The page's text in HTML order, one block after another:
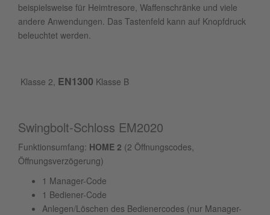
beispielsweise für Heimtresore, Waffenschränke und viele
andere Anwendungen. Das Tastenfeld kann auf Knopfdruck
beleuchtet werden.
Klasse 2, EN1300 Klasse B
Swingbolt-Schloss EM2020
Funktionsumfang: HOME 2 (2 Öffnungscodes,
Öffnungsverzögerung)
1 Manager-Code
1 Bediener-Code
Anlegen/Löschen des Bedienercodes (nur Manager-